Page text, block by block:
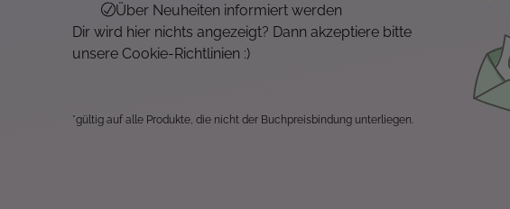
Über Neuheiten informiert werden
Dir wird hier nichts angezeigt? Dann akzeptiere bitte
unsere Cookie-Richtlinien :)
*gültig auf alle Produkte, die nicht der Buchpreisbindung unterliegen.